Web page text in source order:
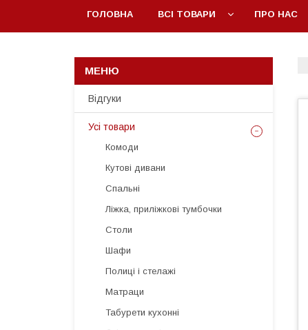
ГОЛОВНА ВСІ ТОВАРИ ПРО НАС
Відгуки
Усі товари
Комоди
Кутові дивани
Спальні
Ліжка, приліжкові тумбочки
Столи
Шафи
Полиці і стелажі
Матраци
Табурети кухонні